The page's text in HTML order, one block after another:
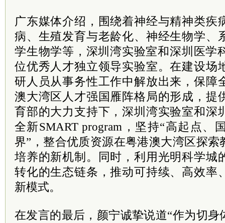
广东媒体介绍，围绕着神经与精神类疾
病、生殖发育与老龄化、神经生物学、
学生物学等，深圳湾实验室和深圳医学
位优秀人才独立领导实验室。在建设场
研人员从事务性工作中解放出来，保障
澳大湾区人才强国雁阵格局的形成，提
育部的大力支持下，深圳湾实验室和深
全新SMART program，坚持“高起点、
界”，整合优质资源在粤港澳大湾区探
培养的新机制。同时，利用光明科学城
转化的生态链条，推动可持续、高效率
新模式。
在发言的最后，颜宁诚挚说道“作为切